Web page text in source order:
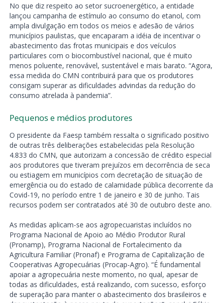
No que diz respeito ao setor sucroenergético, a entidade
lançou campanha de estímulo ao consumo do etanol, com
ampla divulgação em todos os meios e adesão de vários
municípios paulistas, que encaparam a idéia de incentivar o
abastecimento das frotas municipais e dos veículos
particulares com o biocombustível nacional, que é muito
menos poluente, renovável, sustentável e mais barato. “Agora,
essa medida do CMN contribuirá para que os produtores
consigam superar as dificuldades advindas da redução do
consumo atrelada à pandemia”.
Pequenos e médios produtores
O presidente da Faesp também ressalta o significado positivo
de outras três deliberações estabelecidas pela Resolução
4.833 do CMN, que autorizam a concessão de crédito especial
aos produtores que tiveram prejuízos em decorrência de seca
ou estiagem em municípios com decretação de situação de
emergência ou do estado de calamidade pública decorrente da
Covid-19, no período entre 1 de janeiro e 30 de junho. Tais
recursos podem ser contratados até 30 de outubro deste ano.
As medidas aplicam-se aos agropecuaristas incluídos no
Programa Nacional de Apoio ao Médio Produtor Rural
(Pronamp), Programa Nacional de Fortalecimento da
Agricultura Familiar (Pronaf) e Programa de Capitalização de
Cooperativas Agropecuárias (Procap-Agro). “É fundamental
apoiar a agropecuária neste momento, no qual, apesar de
todas as dificuldades, está realizando, com sucesso, esforço
de superação para manter o abastecimento dos brasileiros e